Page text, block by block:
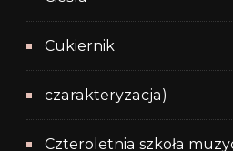
Cukiernik
czarakteryzacja)
Czteroletnia szkoła